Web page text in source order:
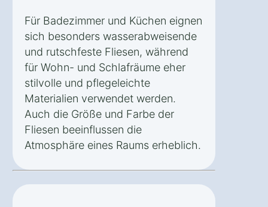
Für Badezimmer und Küchen eignen
sich besonders wasserabweisende
und rutschfeste Fliesen, während
für Wohn- und Schlafräume eher
stilvolle und pflegeleichte
Materialien verwendet werden.
Auch die Größe und Farbe der
Fliesen beeinflussen die
Atmosphäre eines Raums erheblich.